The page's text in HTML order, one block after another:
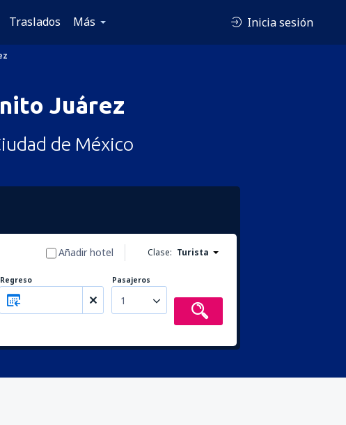
Traslados Más Inicia sesión
Juárez
de México
Clase: Turista
Añadir hotel
Regreso Pasajeros
1